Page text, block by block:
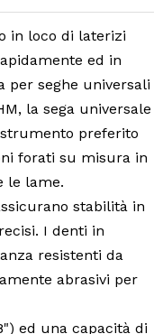
in loco di laterizi
ed in
per seghe universali
, la sega universale
preferito
forati su misura in
le lame.
stabilità in
. I denti in
resistenti da
abrasivi per
ed una capacità di